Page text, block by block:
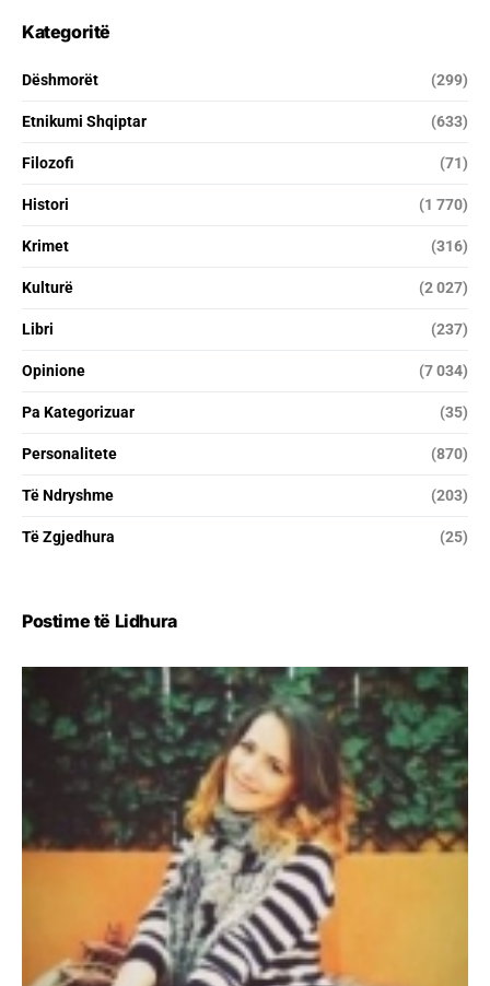
Kategoritë
Dëshmorët (299)
Etnikumi Shqiptar (633)
Filozofi (71)
Histori (1 770)
Krimet (316)
Kulturë (2 027)
Libri (237)
Opinione (7 034)
Pa Kategorizuar (35)
Personalitete (870)
Të Ndryshme (203)
Të Zgjedhura (25)
Postime të Lidhura